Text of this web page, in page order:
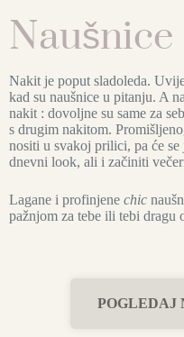
Naušnice
Nakit je poput sladoleda.
kad su naušnice u pitanju. A
nakit : dovoljne su same za
s drugim nakitom.
nositi u svakoj prilici, pa će
dnevni look, ali i začiniti
Lagane i profinjene chic
pažnjom za tebe ili tebi dragu
POGLEDAJ